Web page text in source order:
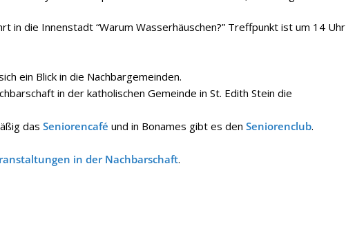
in die Innenstadt “Warum Wasserhäuschen?” Treffpunkt ist um 14 Uhr
ein Blick in die Nachbargemeinden.
in der katholischen Gemeinde in St. Edith Stein die
das Seniorencafé und in Bonames gibt es den Seniorenclub.
in der Nachbarschaft.